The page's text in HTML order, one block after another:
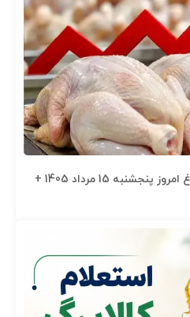
قیمت مرغ، ماهی و تخم مرغ امروز پنجشنبه 15 مرداد 1405 +